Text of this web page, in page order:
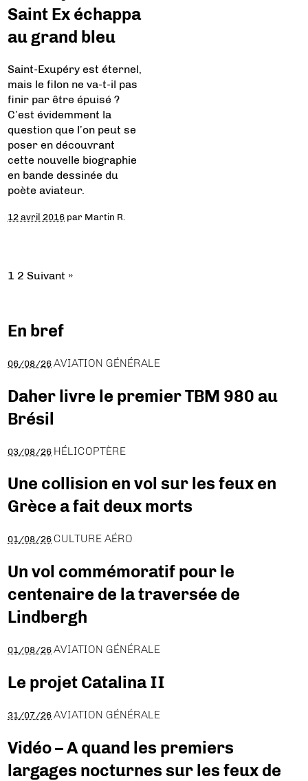
Saint Ex échappa
au grand bleu
Saint-Exupéry est éternel,
mais le filon ne va-t-il pas
finir par être épuisé ?
C’est évidemment la
question que l’on peut se
poser en découvrant
cette nouvelle biographie
en bande dessinée du
poète aviateur.
12 avril 2016 par Martin R.
1 2 Suivant »
En bref
06/08/26 AVIATION GÉNÉRALE
Daher livre le premier TBM 980 au
Brésil
03/08/26 HÉLICOPTÈRE
Une collision en vol sur les feux en
Grèce a fait deux morts
01/08/26 CULTURE AÉRO
Un vol commémoratif pour le
centenaire de la traversée de
Lindbergh
01/08/26 AVIATION GÉNÉRALE
Le projet Catalina II
31/07/26 AVIATION GÉNÉRALE
Vidéo – A quand les premiers
largages nocturnes sur les feux de